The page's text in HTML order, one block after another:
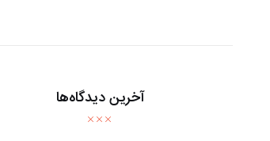
آخرین دیدگاه‌ها